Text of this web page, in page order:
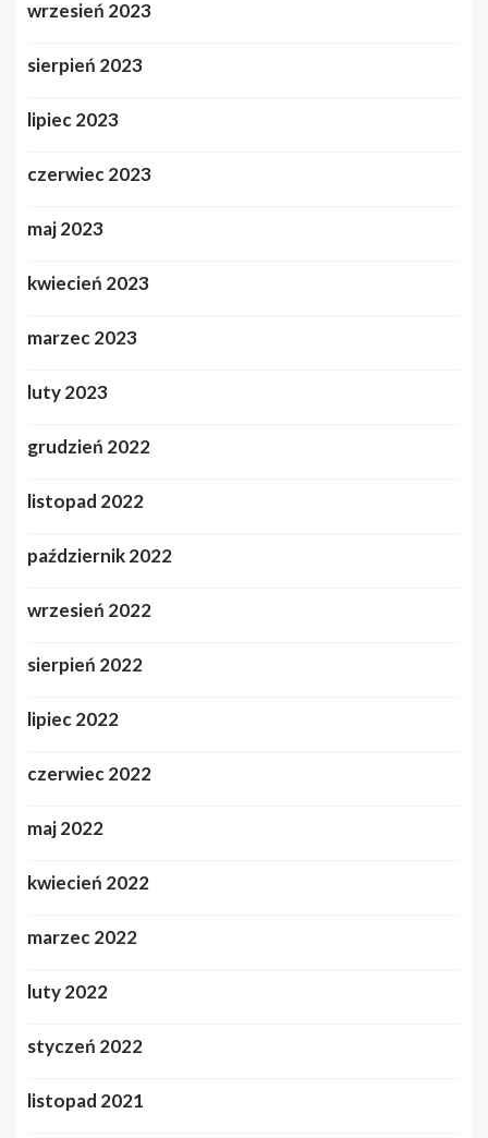
wrzesień 2023
sierpień 2023
lipiec 2023
czerwiec 2023
maj 2023
kwiecień 2023
marzec 2023
luty 2023
grudzień 2022
listopad 2022
październik 2022
wrzesień 2022
sierpień 2022
lipiec 2022
czerwiec 2022
maj 2022
kwiecień 2022
marzec 2022
luty 2022
styczeń 2022
listopad 2021